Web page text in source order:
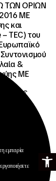
Ανοίξτε
ΤΩΝ ΟΡΙΩΝ
ΜΕ
και
TEC) του
&
ΜΕ
εμπειρία